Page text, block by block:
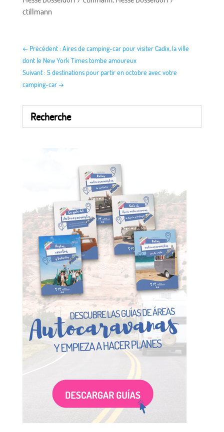
ctillmann
← Précédent : Aires de camping-car pour visiter Cadix, la ville
dont le New York Times tombe amoureux
Suivant : 5 destinations pour partir en octobre avec votre
camping-car→